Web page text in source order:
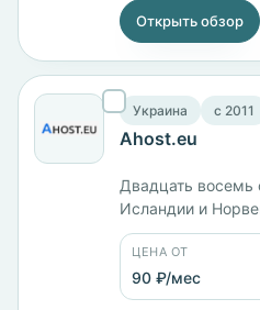
Открыть обзор
Украина c 2011
Ahost.eu
Двадцать
Исландии и
Японии.
тарифов от 90 ₽/
KVM ADVANCED
стоит 2249 ₽/
ЦЕНА ОТ
90 ₽/мес